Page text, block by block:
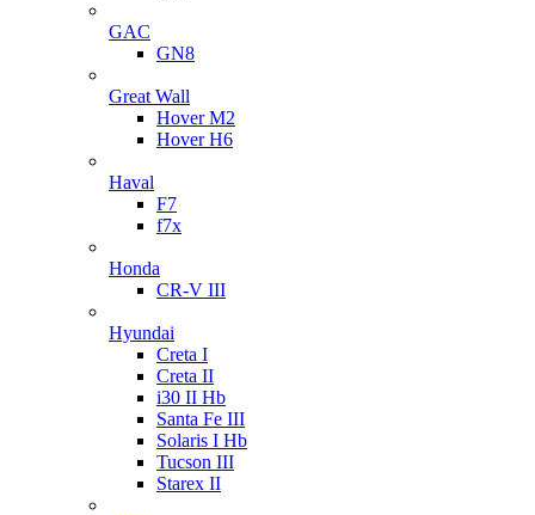
GAC
GN8
Great Wall
Hover M2
Hover H6
Haval
F7
f7x
Honda
CR-V III
Hyundai
Creta I
Creta II
i30 II Hb
Santa Fe III
Solaris I Hb
Tucson III
Starex II